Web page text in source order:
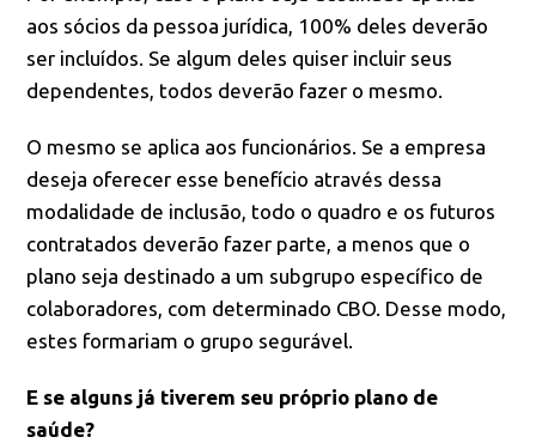
aos sócios da pessoa jurídica, 100% deles deverão
ser incluídos. Se algum deles quiser incluir seus
dependentes, todos deverão fazer o mesmo.
O mesmo se aplica aos funcionários. Se a empresa
deseja oferecer esse benefício através dessa
modalidade de inclusão, todo o quadro e os futuros
contratados deverão fazer parte, a menos que o
plano seja destinado a um subgrupo específico de
colaboradores, com determinado CBO. Desse modo,
estes formariam o grupo segurável.
E se alguns já tiverem seu próprio plano de
saúde?